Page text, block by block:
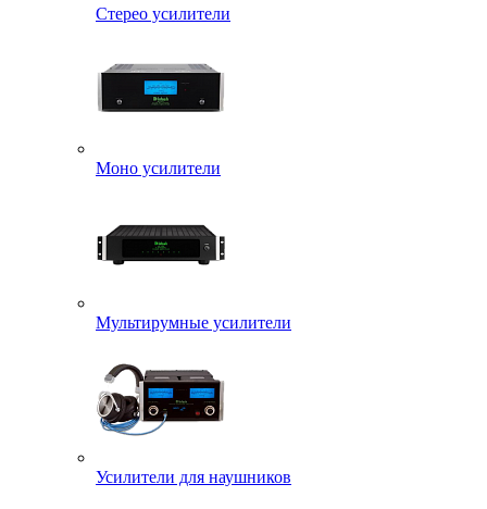
Стерео усилители
Моно усилители
Мультирумные усилители
Усилители для наушников